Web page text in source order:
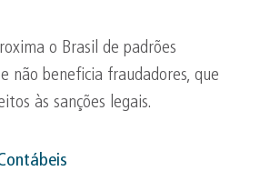
o Brasil de padrões
não beneficia fraudadores, que
às sanções legais.